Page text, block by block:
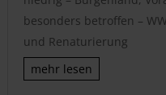
besonders betroffen –
und Renaturierung
mehr lesen